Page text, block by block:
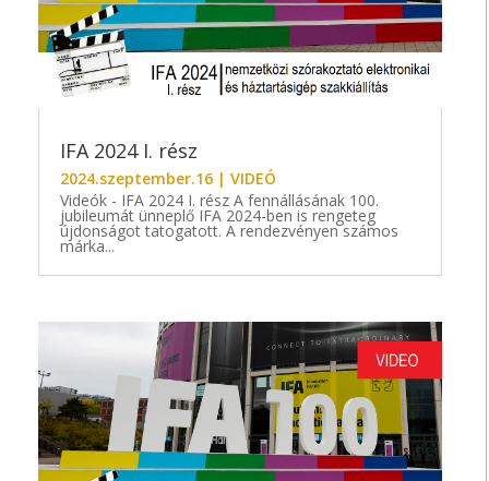
IFA 2024 I. rész
2024.szeptember.16 |VIDEÓ
Videók - IFA 2024 I. rész A fennállásának 100.
jubileumát ünneplő IFA 2024-ben is rengeteg
újdonságot tatogatott. A rendezvényen számos
márka...